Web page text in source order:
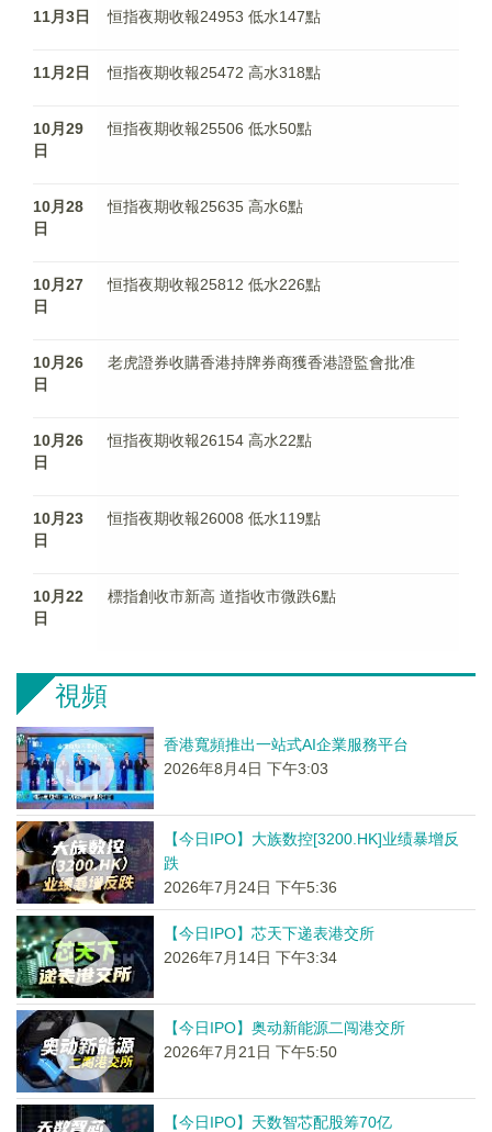
11月3日 恒指夜期收報24953 低水147點
11月2日 恒指夜期收報25472 高水318點
10月29
日
恒指夜期收報25506 低水50點
10月28
日
恒指夜期收報25635 高水6點
10月27
日
恒指夜期收報25812 低水226點
10月26
日
老虎證券收購香港持牌券商獲香港證監會批准
10月26
日
恒指夜期收報26154 高水22點
10月23
日
恒指夜期收報26008 低水119點
10月22
日
標指創收市新高 道指收市微跌6點
視頻
香港寬頻推出一站式AI企業服務平台
2026年8月4日 下午3:03
【今日IPO】大族数控[3200.HK]业绩暴增反
跌
2026年7月24日 下午5:36
【今日IPO】芯天下递表港交所
2026年7月14日 下午3:34
【今日IPO】奥动新能源二闯港交所
2026年7月21日 下午5:50
【今日IPO】天数智芯配股筹70亿